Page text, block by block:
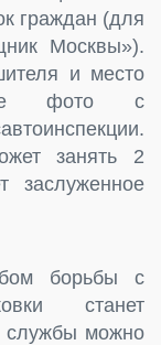
граждан (для
Москвы»).
и место
фото с
занять 2
заслуженное
борьбы с
станет
службы можно